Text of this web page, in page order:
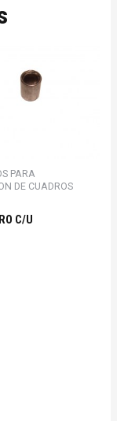
PARA
DE CUADROS
C/U